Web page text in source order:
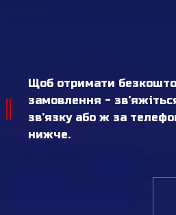
Щоб отримати
замовлення -
зв’язку або ж за
нижче.